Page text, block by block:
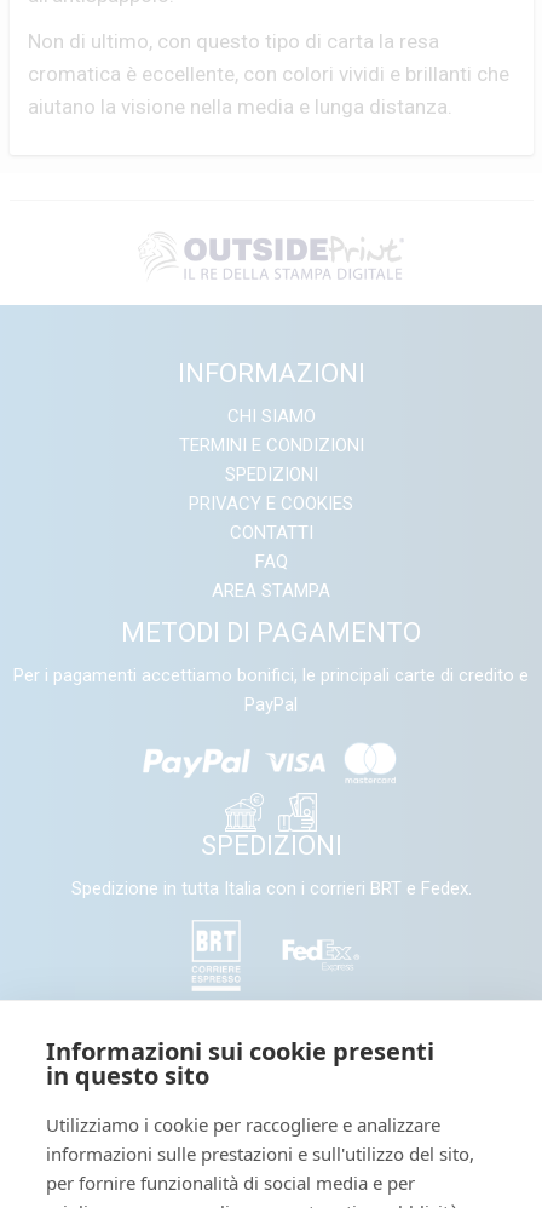
Informazioni sui cookie presenti
in questo sito
Utilizziamo i cookie per raccogliere e analizzare
informazioni sulle prestazioni e sull'utilizzo del sito,
per fornire funzionalità di social media e per
Non di ultimo, con questo tipo di carta la resa
cromatica è eccellente, con colori vividi e brillanti che
aiutano la visione nella media e lunga distanza.
INFORMAZIONI
CHI SIAMO
TERMINI E CONDIZIONI
SPEDIZIONI
PRIVACY E COOKIES
CONTATTI
FAQ
AREA STAMPA
METODI DI PAGAMENTO
Per i pagamenti accettiamo bonifici, le principali carte di credito e
PayPal
SPEDIZIONI
Spedizione in tutta Italia con i corrieri BRT e Fedex.
SEGUICI
Seguici e condividi con noi sui nostri canali social
Tieniti informato: leggi il nostro